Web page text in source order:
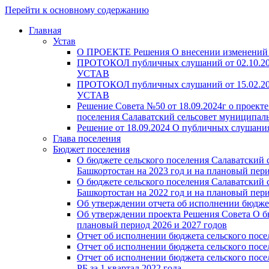
Перейти к основному содержанию
Главная
Устав
О ПРОЕКТЕ Решения О внесении изменений
ПРОТОКОЛ публичных слушаний от
УСТАВ
ПРОТОКОЛ публичных слушаний от
УСТАВ
Решение Совета №50 от 18.09.2024г о
поселения Салаватский сельсовет
Решение от 18.09.2024 О публичных
Глава поселения
Бюджет поселения
О бюджете сельского поселения
Башкортостан на 2023 год и на плановый
О бюджете сельского поселения
Башкортостан на 2022 год и на плановый
Об утверждении отчета об исполнении
Об утверждении проекта Решения Совета О
плановый период 2026 и 2027 годов
Отчет об исполнении бюджета сельского
Отчет об исполнении бюджета сельского
Отчет об исполнении бюджета сельского